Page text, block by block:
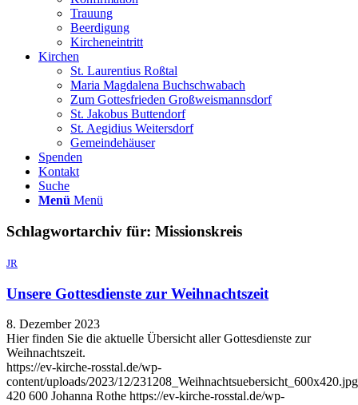
Trauung
Beerdigung
Kircheneintritt
Kirchen
St. Laurentius Roßtal
Maria Magdalena Buchschwabach
Zum Gottesfrieden Großweismannsdorf
St. Jakobus Buttendorf
St. Aegidius Weitersdorf
Gemeindehäuser
Spenden
Kontakt
Suche
Menü Menü
Schlagwortarchiv für: Missionskreis
JR
Unsere Gottesdienste zur Weihnachtszeit
8. Dezember 2023
Hier finden Sie die aktuelle Übersicht aller Gottesdienste zur
Weihnachtszeit.
https://ev-kirche-rosstal.de/wp-
content/uploads/2023/12/231208_Weihnachtsuebersicht_600x420.jpg
420 600 Johanna Rothe https://ev-kirche-rosstal.de/wp-